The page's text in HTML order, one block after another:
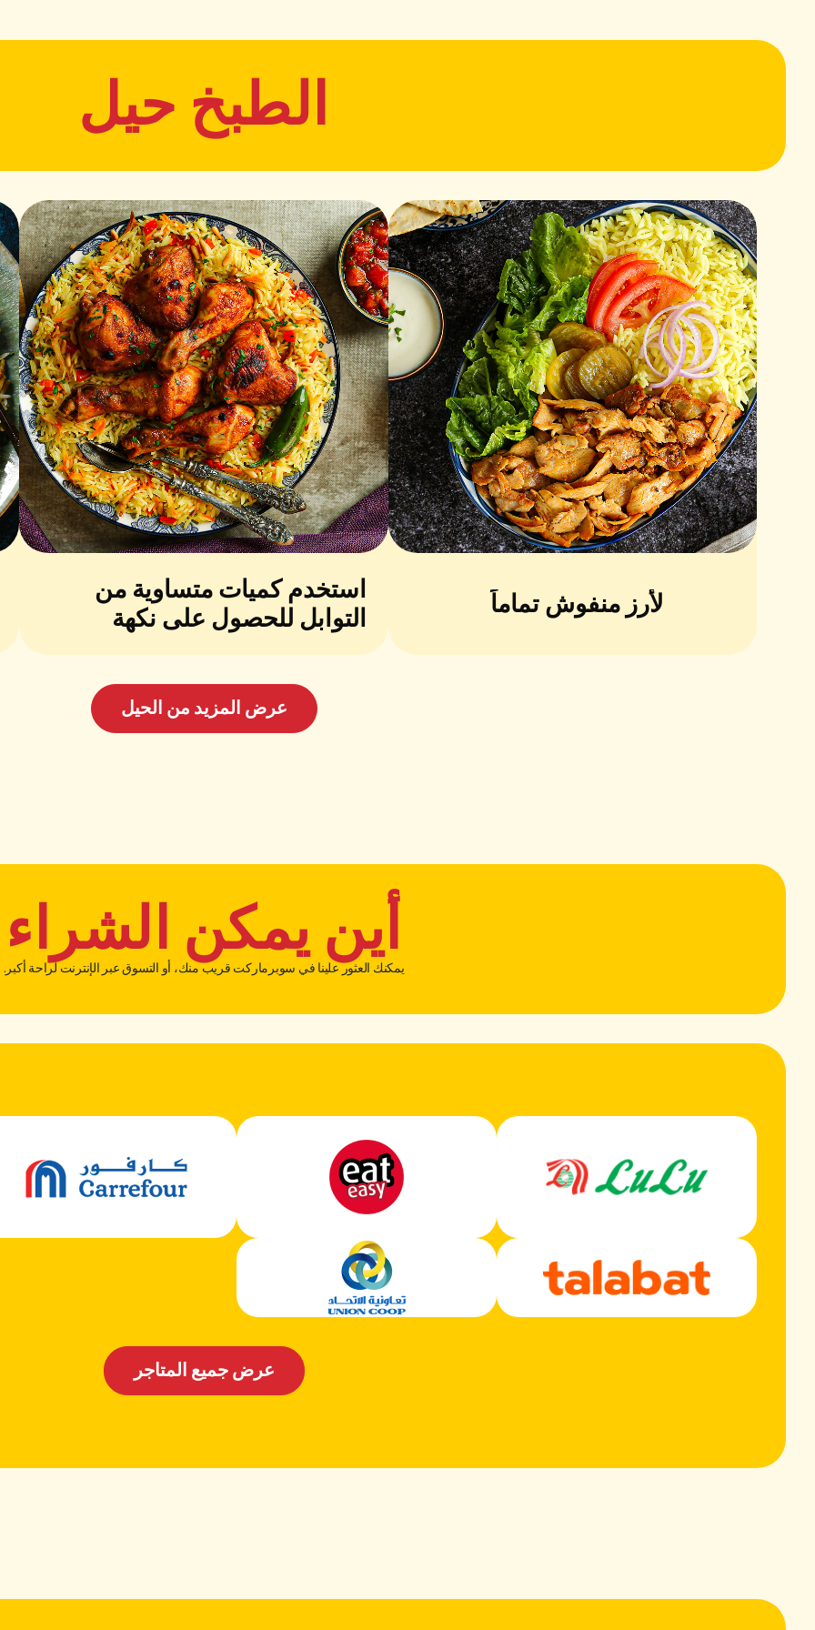
الطبخ حيل
لأرز منفوش تماماً
استخدم كميات متساوية من
التوابل للحصول على نكهة
متوازنة ولذيذة
عرض المزيد من الحيل
أين يمكن الشراء
يمكنك العثور علينا في سوبرماركت قريب منك، أو التسوق عبر الإنترنت لراحة أكبر.
عرض جميع المتاجر